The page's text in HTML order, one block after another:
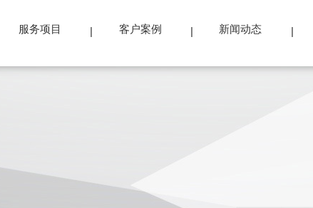
服务项目 客户案例 新闻动态